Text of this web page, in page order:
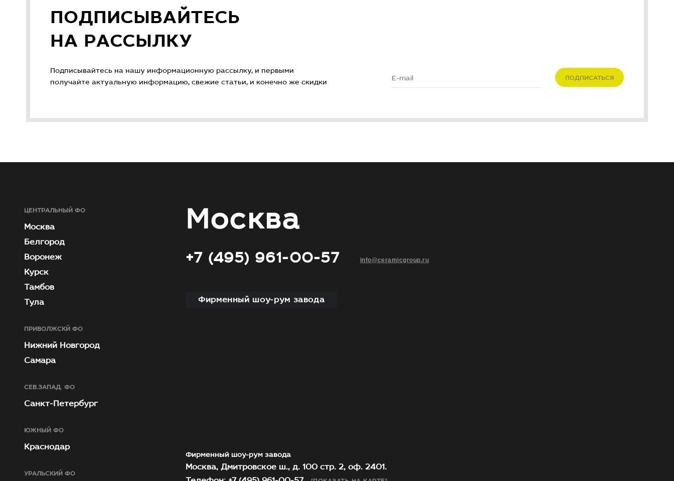
ПОДПИСЫВАЙТЕСЬ
НА РАССЫЛКУ
Подписывайтесь на нашу информационную рассылку, и первыми
получайте актуальную информацию, свежие статьи, и конечно же скидки
ПОДПИСАТЬСЯ
ЦЕНТРАЛЬНЫЙ ФО
Москва
Белгород
Воронеж
Курск
Тамбов
Тула
ПРИВОЛЖСКЙ ФО
Нижний Новгород
Самара
СЕВ.ЗАПАД. ФО
Санкт-Петербург
ЮЖНЫЙ ФО
Краснодар
УРАЛЬСКИЙ ФО
Москва
+7 (495) 961-00-57 info@ceramicgroup.ru
Фирменный шоу-рум завода
Фирменный шоу-рум завода
Москва, Дмитровское ш., д. 100 стр. 2, оф. 2401.